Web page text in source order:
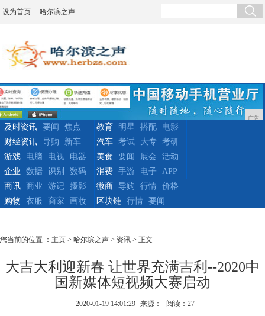
设为首页 哈尔滨之声
广告
及时资讯 要闻
焦点
财经资讯
导购 新车
教育 明星 搭配
电影
汽车
考试 大专
考研
游戏
电脑 电视
电器
企业
数据 识别 数码
美食 要闻 展会
活动
消费
手游 电子
APP
商讯
商业 游记
摄影
购物
衣服 商家 画妆
微商 导购 行情
价格
区块链
行情 要闻
您当前的位置 ： 主页 > 哈尔滨之声 > 资讯 > 正文
大吉大利迎新春 让世界充满吉利--2020中
国新媒体短视频大赛启动
2020-01-19 14:01:29 来源： 阅读：27